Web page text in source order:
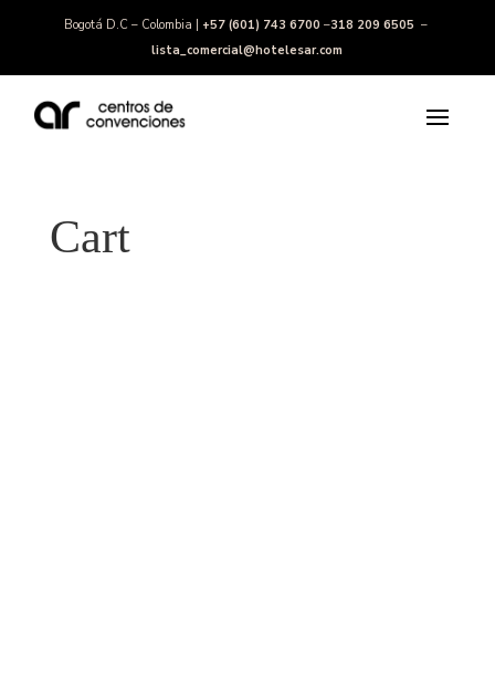
Bogotá D.C – Colombia | +57 (601) 743 6700 –318 209 6505 –
lista_comercial@hotelesar.com
Cart